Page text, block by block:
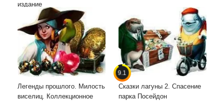
издание
Легенды прошлого. Милость
виселиц. Коллекционное
9.1
Сказки лагуны 2. Спасение
парка Посейдон